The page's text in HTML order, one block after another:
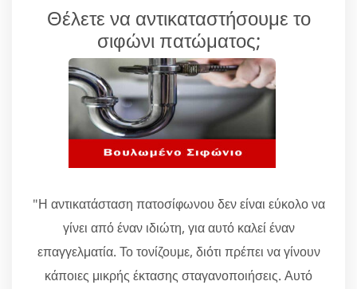
Θέλετε να αντικαταστήσουμε το
σιφώνι πατώματος;
"Η αντικατάσταση πατοσίφωνου δεν είναι εύκολο να
γίνει από έναν ιδιώτη, για αυτό καλεί έναν
επαγγελματία. Το τονίζουμε, διότι πρέπει να γίνουν
κάποιες μικρής έκτασης σταγανοποιήσεις. Αυτό